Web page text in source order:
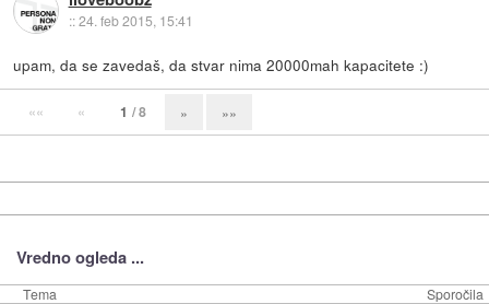
::24. feb 2015, 15:41
upam, da se zavedaš, da stvar nima 20000mah kapacitete :)
«« « 1 / 8 » »»
Vredno ogleda ...
Tema Sporočila